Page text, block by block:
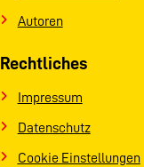
Autoren
Rechtliches
Impressum
Datenschutz
Cookie Einstellungen